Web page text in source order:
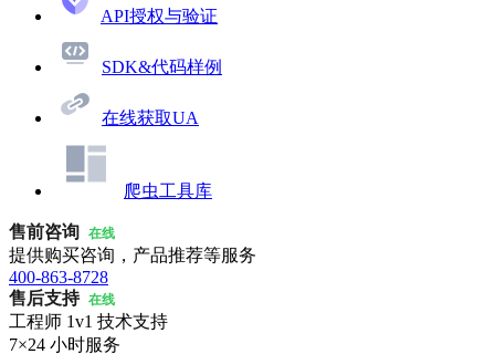
API授权与验证
SDK&代码样例
在线获取UA
爬虫工具库
售前咨询 在线
提供购买咨询，产品推荐等服务
400-863-8728
售后支持 在线
工程师 1v1 技术支持
7×24 小时服务